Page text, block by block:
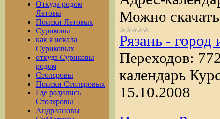
Откуда родом
Летовы
Поиски Летовых
Суриковы
как я искала
Суриковых
откуда Суриковы
родом
Столяровы
Поиски Столяровых
Где родились
Столяровы
Андриановы
Можно
Рязань - город
Переходов:
календарь
15.10.2008